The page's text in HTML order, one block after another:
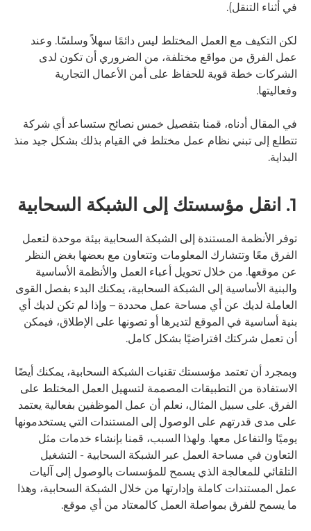
في أثناء التنقل).
لكن التكيف مع العمل المختلط ليس دائمًا سهلاً وسلسًا. وعند
عمل الفرق من مواقع مختلفة، من الضروري أن تكون لدى
الشركات خطة قوية للحفاظ على أمن الأعمال التجارية
وفعاليتها.
في المقال أدناه، قمنا بتفصيل خمس نصائح ستساعد أي شركة
تتطلع إلى تبني نظام عمل مختلط في القيام بذلك بشكل جيد منذ
البداية.
1. انقل مؤسستك إلى الشبكة السحابية
توفر الأنظمة المستندة إلى الشبكة السحابية بيئة موحدة لتعمل
الفرق معًا وتتشارك المعلومات وتتعاون مع بعضها بغض النظر
عن موقعها. من خلال تحويل أعباء العمل والأنظمة الأساسية
والبنية الأساسية إلى الشبكة السحابية، يمكنك البدء بفصل القوى
العاملة لديك عن أي مساحة عمل محددة – وإذا لم تكن لديك أي
بنية أساسية في الموقع لتديرها أو تصونها على الإطلاق، فيمكن
أن تعمل شركتك افتراضيًا بشكل كامل.
وبمجرد أن تعتمد مؤسستك تقنيات الشبكة السحابية، يمكنك أيضًا
الاستفادة من التطبيقات المصممة لتسهيل العمل المختلط على
الفرق. على سبيل المثال، نعلم أن عمل الموظفين بفعالية يعتمد
على مدى قدرتهم على الوصول إلى المستندات التي يستخدمونها
يوميًا والتفاعل معها. ولهذا السبب، قمنا بإنشاء خدمات مثل
التعاون في مساحة العمل عبر الشبكة السحابية - التشغيل
التلقائي للمعالجة الذي يسمح للمؤسسات بالوصول إلى آليات
عمل المستندات كاملة وإدارتها من خلال الشبكة السحابية، وهذا
ما يسمح للفرق بمواصلة العمل كالمعتاد من أي موقع.